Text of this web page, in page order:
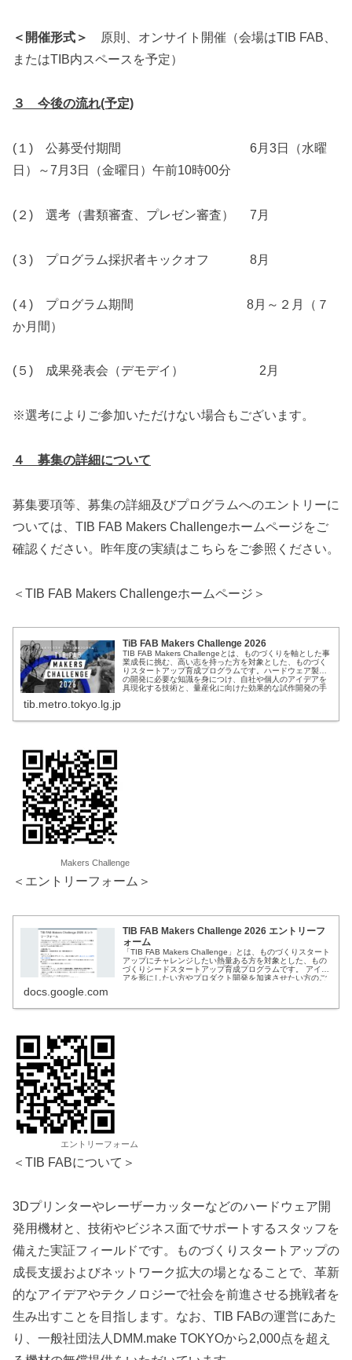
＜開催形式＞
原則、オンサイト開催（会場はTIB FAB、
またはTIB内スペースを予定）
３ 今後の流れ(予定)
(１) 公募受付期間 6月3日（水曜
日）～7月3日（金曜日）午前10時00分
(２) 選考（書類審査、プレゼン審査） 7月
(３) プログラム採択者キックオフ 8月
(４) プログラム期間 8月～２月（７
か月間）
(５) 成果発表会（デモデイ） 2月
※選考によりご参加いただけない場合もございます。
４ 募集の詳細について
募集要項等、募集の詳細及びプログラムへのエントリーに
ついては、TIB FAB Makers Challengeホームページをご
確認ください。昨年度の実績はこちらをご参照ください。
＜TIB FAB Makers Challengeホームページ＞
TiB FAB Makers Challenge 2026
TIB FAB Makers Challengeとは、ものづくりを軸とした事
業成長に挑む、高い志を持った方を対象とした、ものづく
りスタートアップ育成プログラムです。ハードウェア製品
の開発に必要な知識を身につけ、自社や個人のアイデアを
具現化する技術と、量産化に向けた効果的な試作開発の手
tib.metro.tokyo.lg.jp
Makers Challenge
＜エントリーフォーム＞
TIB FAB Makers Challenge 2026 エントリーフ
ォーム
「TIB FAB Makers Challenge」とは、ものづくりスタート
アップにチャレンジしたい熱量ある方を対象とした、もの
づくりシードスタートアップ育成プログラムです。 アイデ
アを形にしたい方やプロダクト開発を加速させたい方のご
docs.google.com
エントリーフォーム
＜TIB FABについて＞
3Dプリンターやレーザーカッターなどのハードウェア開
発用機材と、技術やビジネス面でサポートするスタッフを
備えた実証フィールドです。ものづくりスタートアップの
成長支援およびネットワーク拡大の場となることで、革新
的なアイデアやテクノロジーで社会を前進させる挑戦者を
生み出すことを目指します。なお、TIB FABの運営にあた
り、一般社団法人DMM.make TOKYOから2,000点を超え